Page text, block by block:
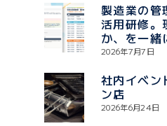
製造業の管
活用研修。
か、を一緒
2026年7月7日
社内イベン
ン店
2026年6月24日